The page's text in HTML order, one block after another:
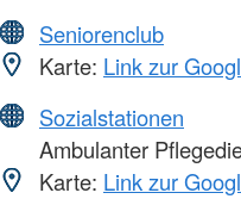
Seniorenclub
Karte: Link zur
Sozialstationen
Ambulanter
Karte: Link zur